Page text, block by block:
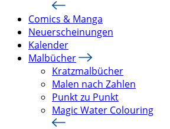
Comics & Manga
Neuerscheinungen
Kalender
Malbücher
Kratzmalbücher
Malen nach Zahlen
Punkt zu Punkt
Magic Water Colouring